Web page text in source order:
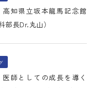
高知県立坂本龍馬記念館
部長Dr.丸山）
医師としての成長を導く